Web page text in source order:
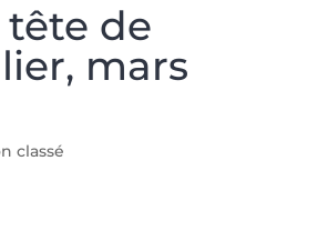
tête de
mars
classé